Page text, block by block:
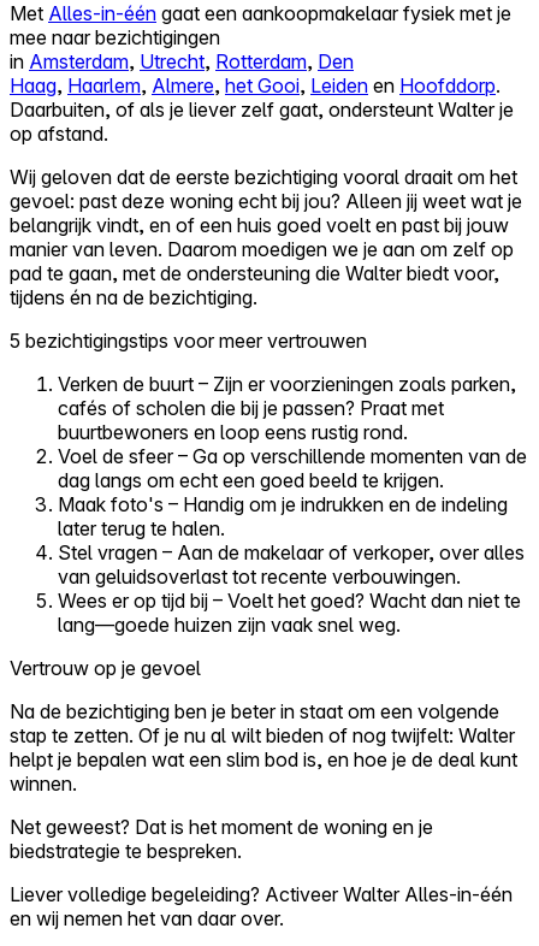
Reviews
Our Pricing
Log in
Try Walter for free
Met Alles-in-één gaat een aankoopmakelaar fysiek met je
mee naar bezichtigingen
in Amsterdam, Utrecht, Rotterdam, Den
Haag, Haarlem, Almere, het Gooi, Leiden en Hoofddorp.
Daarbuiten, of als je liever zelf gaat, ondersteunt Walter je
op afstand.
Wij geloven dat de eerste bezichtiging vooral draait om het
gevoel: past deze woning echt bij jou? Alleen jij weet wat je
belangrijk vindt, en of een huis goed voelt en past bij jouw
manier van leven. Daarom moedigen we je aan om zelf op
pad te gaan, met de ondersteuning die Walter biedt voor,
tijdens én na de bezichtiging.
5 bezichtigingstips voor meer vertrouwen
Verken de buurt – Zijn er voorzieningen zoals parken,
cafés of scholen die bij je passen? Praat met
buurtbewoners en loop eens rustig rond.
Voel de sfeer – Ga op verschillende momenten van de
dag langs om echt een goed beeld te krijgen.
Maak foto's – Handig om je indrukken en de indeling
later terug te halen.
Stel vragen – Aan de makelaar of verkoper, over alles
van geluidsoverlast tot recente verbouwingen.
Wees er op tijd bij – Voelt het goed? Wacht dan niet te
lang—goede huizen zijn vaak snel weg.
Vertrouw op je gevoel
Na de bezichtiging ben je beter in staat om een volgende
stap te zetten. Of je nu al wilt bieden of nog twijfelt: Walter
helpt je bepalen wat een slim bod is, en hoe je de deal kunt
winnen.
Net geweest? Dat is het moment de woning en je
biedstrategie te bespreken.
Liever volledige begeleiding? Activeer Walter Alles-in-één
en wij nemen het van daar over.